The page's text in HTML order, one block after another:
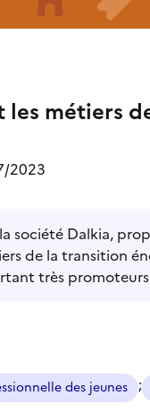
les métiers
2023
société Dalkia,
de la transition
très promoteurs
des jeunes ;